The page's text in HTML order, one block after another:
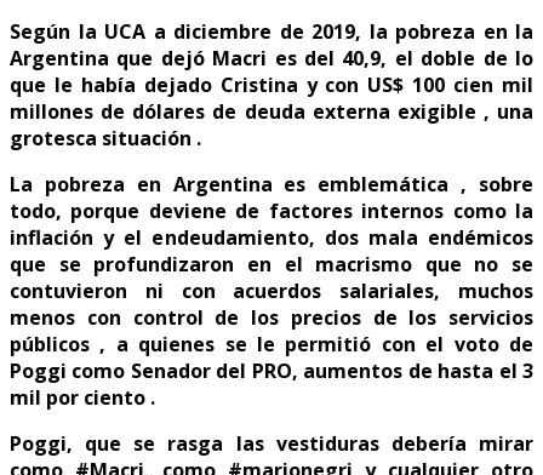
Según la UCA a diciembre de 2019, la pobreza en la
Argentina que dejó Macri es del 40,9, el doble de lo
que le había dejado Cristina y con US$ 100 cien mil
millones de dólares de deuda externa exigible , una
grotesca situación .
La pobreza en Argentina es emblemática , sobre
todo, porque deviene de factores internos como la
inflación y el endeudamiento, dos mala endémicos
que se profundizaron en el macrismo que no se
contuvieron ni con acuerdos salariales, muchos
menos con control de los precios de los servicios
públicos , a quienes se le permitió con el voto de
Poggi como Senador del PRO, aumentos de hasta el 3
mil por ciento .
Poggi, que se rasga las vestiduras debería mirar